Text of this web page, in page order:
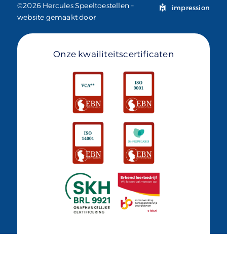
©2026 Hercules Speeltoestellen –
website gemaakt door
impression
Onze kwailiteitscertificaten